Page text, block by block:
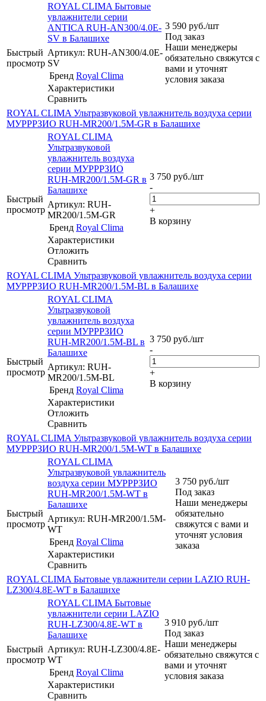
Быстрый
просмотр
ROYAL CLIMA Бытовые
увлажнители серии
ANTICA RUH-AN300/4.0E-
SV в Балашихе
Артикул: RUH-AN300/4.0E-
SV
Бренд Royal Clima
Характеристики
Сравнить
3 590 руб./шт
Под заказ
Наши менеджеры
обязательно свяжутся с
вами и уточнят
условия заказа
ROYAL CLIMA Ультразвуковой увлажнитель воздуха серии
МУРРРЗИО RUH-MR200/1.5M-GR в Балашихе
Быстрый
просмотр
ROYAL CLIMA
Ультразвуковой
увлажнитель воздуха
серии МУРРРЗИО
RUH-MR200/1.5M-GR в
Балашихе
Артикул: RUH-
MR200/1.5M-GR
Бренд Royal Clima
Характеристики
Отложить
Сравнить
3 750 руб./шт
-
+
В корзину
ROYAL CLIMA Ультразвуковой увлажнитель воздуха серии
МУРРРЗИО RUH-MR200/1.5M-BL в Балашихе
Быстрый
просмотр
ROYAL CLIMA
Ультразвуковой
увлажнитель воздуха
серии МУРРРЗИО
RUH-MR200/1.5M-BL в
Балашихе
Артикул: RUH-
MR200/1.5M-BL
Бренд Royal Clima
Характеристики
Отложить
Сравнить
3 750 руб./шт
-
+
В корзину
ROYAL CLIMA Ультразвуковой увлажнитель воздуха серии
МУРРРЗИО RUH-MR200/1.5M-WT в Балашихе
Быстрый
просмотр
ROYAL CLIMA
Ультразвуковой увлажнитель
воздуха серии МУРРРЗИО
RUH-MR200/1.5M-WT в
Балашихе
Артикул: RUH-MR200/1.5M-
WT
Бренд Royal Clima
Характеристики
Сравнить
3 750 руб./шт
Под заказ
Наши менеджеры
обязательно
свяжутся с вами и
уточнят условия
заказа
ROYAL CLIMA Бытовые увлажнители серии LAZIO RUH-
LZ300/4.8E-WT в Балашихе
Быстрый
просмотр
ROYAL CLIMA Бытовые
увлажнители серии LAZIO
RUH-LZ300/4.8E-WT в
Балашихе
Артикул: RUH-LZ300/4.8E-
WT
Бренд Royal Clima
Характеристики
Сравнить
3 910 руб./шт
Под заказ
Наши менеджеры
обязательно свяжутся с
вами и уточнят
условия заказа